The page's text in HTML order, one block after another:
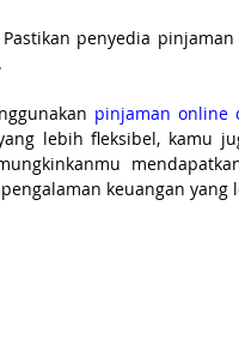
penyedia
pinjaman online
lebih fleksibel, kamu
keuangan yang